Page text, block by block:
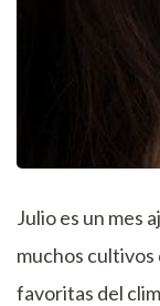
Julio es un mes
muchos cultivos
favoritas del